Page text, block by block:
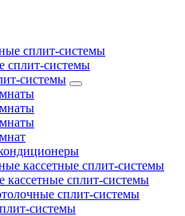
сплит-системы
сплит-системы
системы
кассетные сплит-системы
кассетные сплит-системы
сплит-системы
системы